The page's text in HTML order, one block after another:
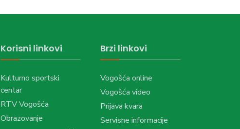
Korisni linkovi
Kulturno sportski
centar
RTV Vogošća
Obrazovanje
Brzi linkovi
Vogošća online
Vogošća video
Prijava kvara
Servisne informacije